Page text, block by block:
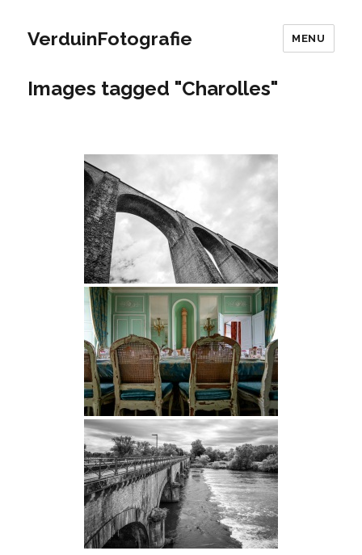
VerduinFotografie MENU
Images tagged "Charolles"